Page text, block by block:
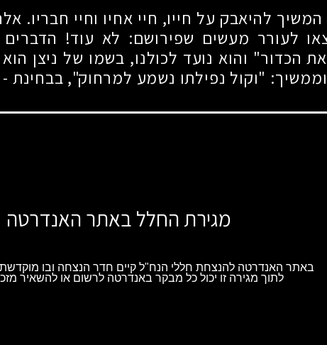
המשיך להיאבק על חייו, חיי אחיו וחיי חבריו.
לעורר מעשים שפירושם: לא עוד!
הכדור" והוא נועד לכולנו, בשמו של ניצן
"וקול נפילתו נשמע למרחוק", בבחינת -
מגירת החלל באתר האנדרטה
באתר האנדרטה להנצחת חללי הנח"ל קיים חדר הנצחה ובו
לתוך מגירה זו יכול כל מבקר באנדרטה לרשום או להשאיר